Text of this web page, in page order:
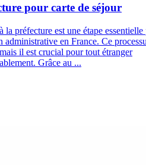
pour carte de séjour
la préfecture est une étape essentielle
administrative en France. Ce
il est crucial pour tout étranger
Grâce au ...